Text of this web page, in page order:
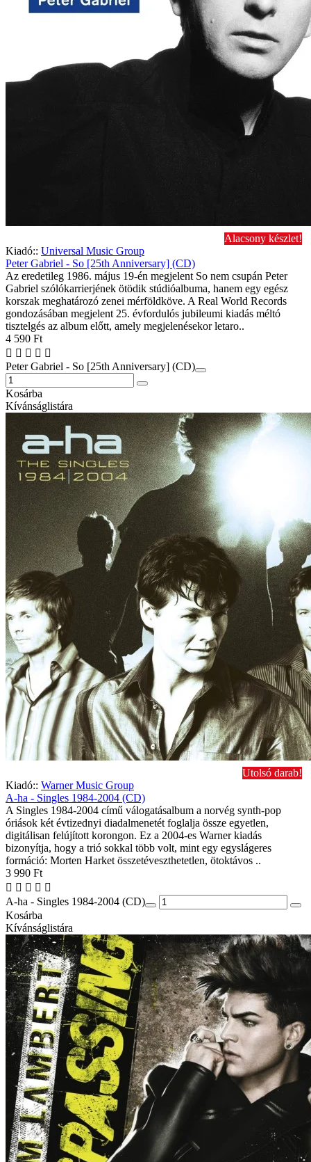
Alacsony készlet!
Kiadó:: Universal Music Group
Peter Gabriel - So [25th Anniversary] (CD)
Az eredetileg 1986. május 19-én megjelent So nem csupán Peter
Gabriel szólókarrierjének ötödik stúdióalbuma, hanem egy egész
korszak meghatározó zenei mérföldköve. A Real World Records
gondozásában megjelent 25. évfordulós jubileumi kiadás méltó
tisztelgés az album előtt, amely megjelenésekor letaro..
4 590 Ft
Peter Gabriel - So [25th Anniversary] (CD)
Kosárba
Kívánságlistára
Utolsó darab!
Kiadó:: Warner Music Group
A-ha - Singles 1984-2004 (CD)
A Singles 1984-2004 című válogatásalbum a norvég synth-pop
óriások két évtizednyi diadalmenetét foglalja össze egyetlen,
digitálisan felújított korongon. Ez a 2004-es Warner kiadás
bizonyítja, hogy a trió sokkal több volt, mint egy egyslágeres
formáció: Morten Harket összetéveszthetetlen, ötoktávos ..
3 990 Ft
A-ha - Singles 1984-2004 (CD)
Kosárba
Kívánságlistára